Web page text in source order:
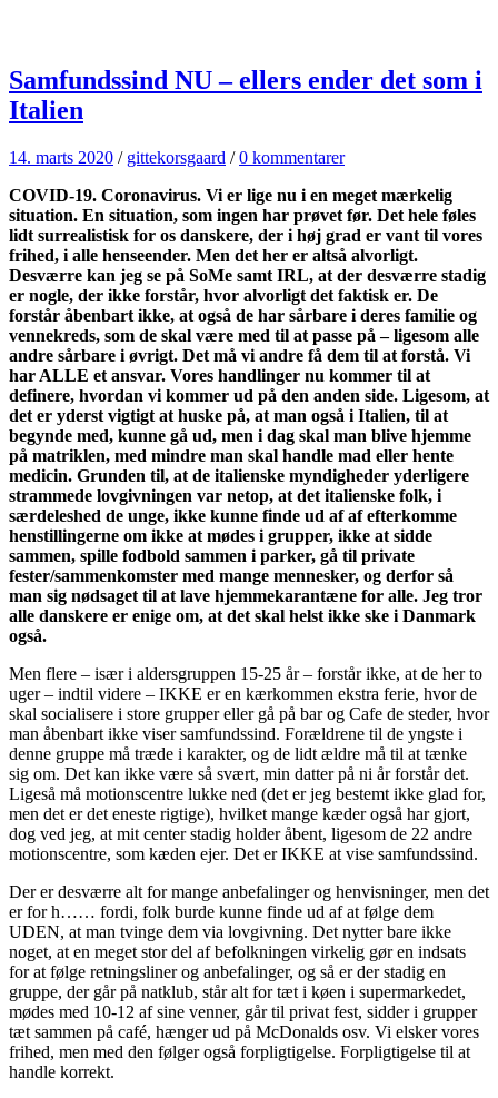
Samfundssind NU – ellers ender det som i
Italien
14. marts 2020 / gittekorsgaard /0 kommentarer
COVID-19. Coronavirus. Vi er lige nu i en meget mærkelig
situation. En situation, som ingen har prøvet før. Det hele føles
lidt surrealistisk for os danskere, der i høj grad er vant til vores
frihed, i alle henseender. Men det her er altså alvorligt.
Desværre kan jeg se på SoMe samt IRL, at der desværre stadig
er nogle, der ikke forstår, hvor alvorligt det faktisk er. De
forstår åbenbart ikke, at også de har sårbare i deres familie og
vennekreds, som de skal være med til at passe på – ligesom alle
andre sårbare i øvrigt. Det må vi andre få dem til at forstå. Vi
har ALLE et ansvar. Vores handlinger nu kommer til at
definere, hvordan vi kommer ud på den anden side. Ligesom, at
det er yderst vigtigt at huske på, at man også i Italien, til at
begynde med, kunne gå ud, men i dag skal man blive hjemme
på matriklen, med mindre man skal handle mad eller hente
medicin. Grunden til, at de italienske myndigheder yderligere
strammede lovgivningen var netop, at det italienske folk, i
særdeleshed de unge, ikke kunne finde ud af af efterkomme
henstillingerne om ikke at mødes i grupper, ikke at sidde
sammen, spille fodbold sammen i parker, gå til private
fester/sammenkomster med mange mennesker, og derfor så
man sig nødsaget til at lave hjemmekarantæne for alle. Jeg tror
alle danskere er enige om, at det skal helst ikke ske i Danmark
også.
Men flere – især i aldersgruppen 15-25 år – forstår ikke, at de her to
uger – indtil videre – IKKE er en kærkommen ekstra ferie, hvor de
skal socialisere i store grupper eller gå på bar og Cafe de steder, hvor
man åbenbart ikke viser samfundssind. Forældrene til de yngste i
denne gruppe må træde i karakter, og de lidt ældre må til at tænke
sig om. Det kan ikke være så svært, min datter på ni år forstår det.
Ligeså må motionscentre lukke ned (det er jeg bestemt ikke glad for,
men det er det eneste rigtige), hvilket mange kæder også har gjort,
dog ved jeg, at mit center stadig holder åbent, ligesom de 22 andre
motionscentre, som kæden ejer. Det er IKKE at vise samfundssind.
Der er desværre alt for mange anbefalinger og henvisninger, men det
er for h…… fordi, folk burde kunne finde ud af at følge dem
UDEN, at man tvinge dem via lovgivning. Det nytter bare ikke
noget, at en meget stor del af befolkningen virkelig gør en indsats
for at følge retningsliner og anbefalinger, og så er der stadig en
gruppe, der går på natklub, står alt for tæt i køen i supermarkedet,
mødes med 10-12 af sine venner, går til privat fest, sidder i grupper
tæt sammen på café, hænger ud på McDonalds osv. Vi elsker vores
frihed, men med den følger også forpligtigelse. Forpligtigelse til at
handle korrekt.